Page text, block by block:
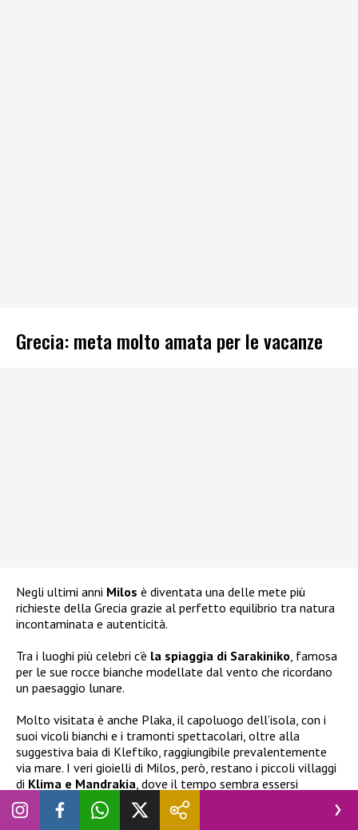
Grecia: meta molto amata per le vacanze
Negli ultimi anni Milos è diventata una delle mete più
richieste della Grecia grazie al perfetto equilibrio tra natura
incontaminata e autenticità.
Tra i luoghi più celebri c’è la spiaggia di Sarakiniko , famosa
per le sue rocce bianche modellate dal vento che ricordano
un paesaggio lunare.
Molto visitata è anche Plaka, il capoluogo dell’isola, con i
suoi vicoli bianchi e i tramonti spettacolari, oltre alla
suggestiva baia di Kleftiko, raggiungibile prevalentemente
via mare. I veri gioielli di Milos, però, restano i piccoli villaggi
di Klima e Mandrakia , dove il tempo sembra essersi
fermato e dove le antiche case dei pescatori continuano a
raccontare la lunga storia dell’isola.